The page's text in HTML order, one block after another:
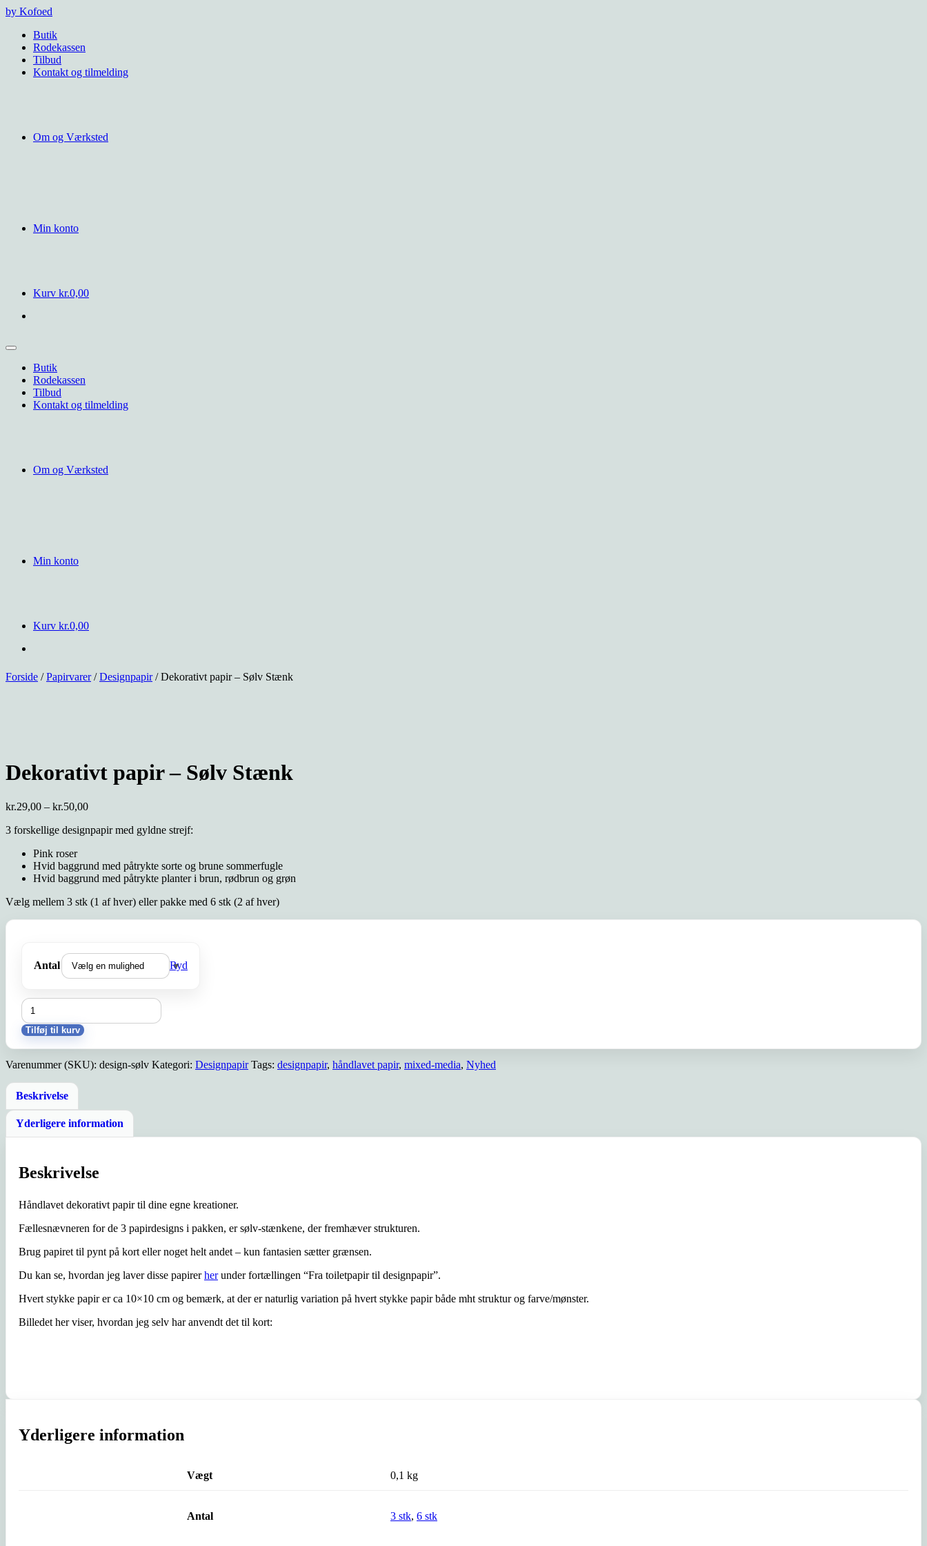
Videre
indhold
by Kofoed
Butik
Rodekassen
Tilbud
Kontakt og tilmelding
Om og Værksted
Min konto
Kurv kr.0,00
Butik
Rodekassen
Tilbud
Kontakt og tilmelding
Om og Værksted
Min konto
Kurv kr.0,00
Forside /Papirvarer/Designpapir/ Dekorativt papir – Sølv Stænk
Dekorativt papir – Sølv Stænk
kr.29,00 – kr.50,00Prisinterval:
til
3 forskellige designpapir med gyldne strejf:
Pink roser
Hvid baggrund med påtrykte sorte og brune sommerfugle
Hvid baggrund med påtrykte planter i brun, rødbrun og grøn
Vælg mellem 3 stk (1 af hver) eller pakke med 6 stk (2 af hver)
Antal Ryd
Dekorativt
papir
-
Stænk
antal
Tilføj til kurv
Varenummer (SKU): design-sølv Kategori: Designpapir Tags: designpapir, håndlavet papir, mixed-media, Nyhed
Beskrivelse
Yderligere information
Beskrivelse
Håndlavet dekorativt papir til dine egne kreationer.
Fællesnævneren for de 3 papirdesigns i pakken, er sølv-stænkene, der fremhæver strukturen.
Brug papiret til pynt på kort eller noget helt andet – kun fantasien sætter grænsen.
Du kan se, hvordan jeg laver disse papirerherunder fortællingen “Fra toiletpapir til designpapir”.
Hvert stykke papir er ca 10×10 cm og bemærk, at der er naturlig variation på hvert stykke papir både mht struktur og farve/mønster.
Billedet her viser, hvordan jeg selv har anvendt det til kort:
Yderligere information
Vægt 0,1 kg
Antal 3 stk, 6 stk